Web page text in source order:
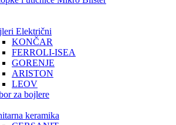
Električni
KONČAR
FERROLI-ISEA
GORENJE
ARISTON
LEOV
za bojlere
keramika